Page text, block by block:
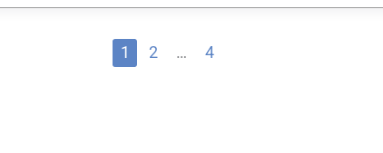
1 2 … 4